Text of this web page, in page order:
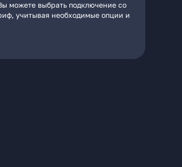
можете выбрать подключение со
учитывая необходимые опции и